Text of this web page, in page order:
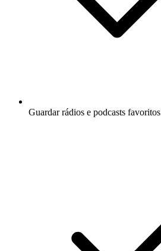
Guardar rádios e podcasts favoritos